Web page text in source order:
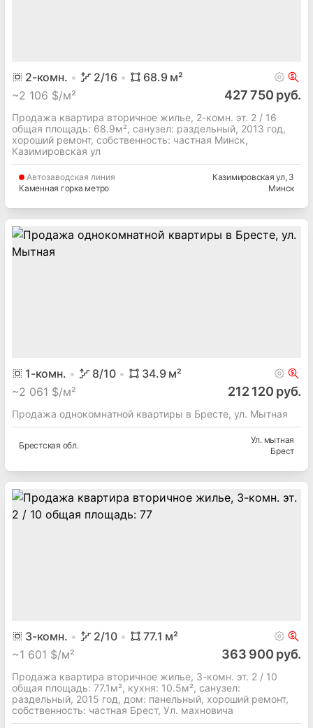
2-комн. 2/16 68.9м²
~2 106 $/м² 427 750 руб.
Продажа квартира вторичное жилье, 2-комн. эт. 2 / 16
общая площадь: 68.9м², cанузел: раздельный, 2013 год,
хороший ремонт, собственность: частная Минск,
Казимировская ул
Автозаводская линия
Каменная горка метро
Казимировская ул, 3
Минск
1-комн. 8/10 34.9м²
~2 061 $/м² 212 120 руб.
Продажа однокомнатной квартиры в Бресте, ул. Мытная
Брестская обл.
Ул. мытная
Брест
3-комн. 2/10 77.1 м²
~1 601 $/м² 363 900 руб.
Продажа квартира вторичное жилье, 3-комн. эт. 2 / 10
общая площадь: 77.1м², кухня: 10.5м², cанузел:
раздельный, 2015 год, дом: панельный, хороший ремонт,
собственность: частная Брест, Ул. махновича